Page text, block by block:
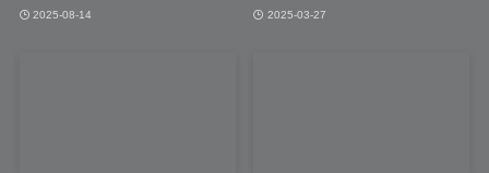
2025-08-14 2025-03-27